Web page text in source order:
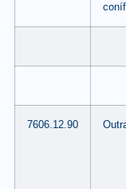
7606.12.90